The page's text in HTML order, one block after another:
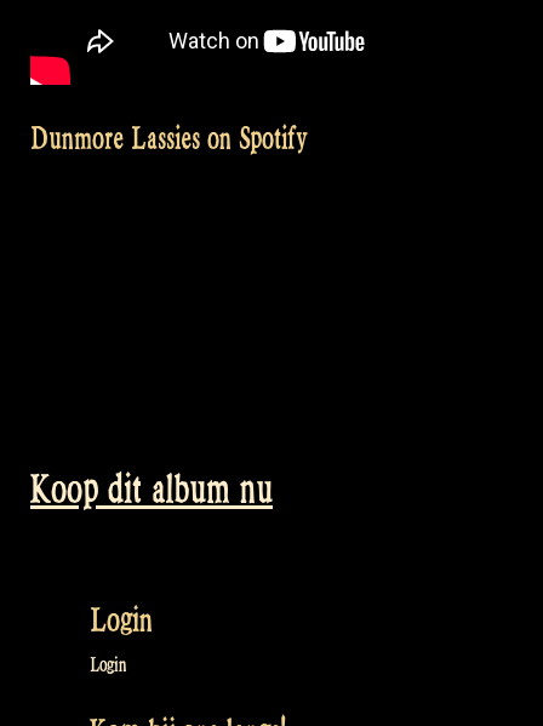
Dunmore Lassies on Spotify
Koop dit album nu
Login
Login